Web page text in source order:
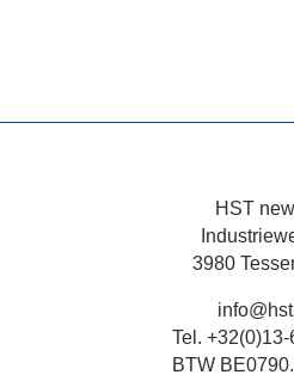
HST
3980
Tel. +32(0)13-
BTW